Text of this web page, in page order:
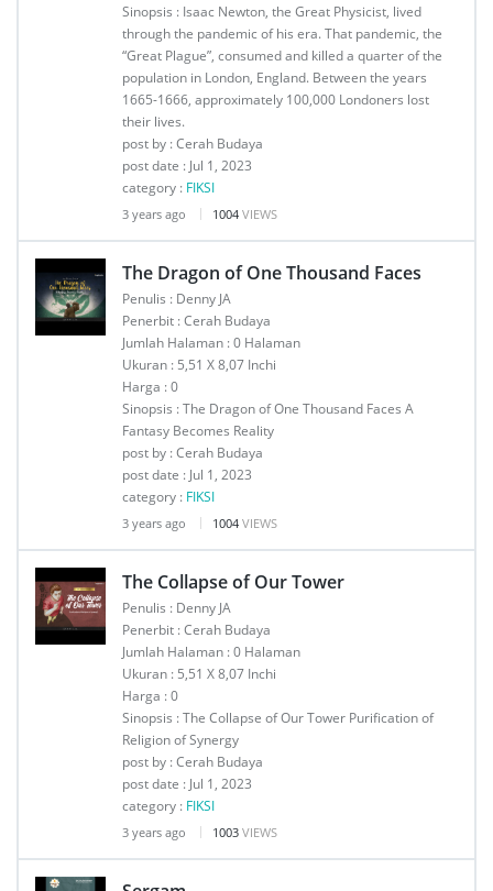
Sinopsis : Isaac Newton, the Great Physicist, lived
through the pandemic of his era. That pandemic, the
“Great Plague”, consumed and killed a quarter of the
population in London, England. Between the years
1665-1666, approximately 100,000 Londoners lost
their lives.
post by : Cerah Budaya
post date : Jul 1, 2023
category : FIKSI
3 years ago 1004 VIEWS
The Dragon of One Thousand Faces
Penulis : Denny JA
Penerbit : Cerah Budaya
Jumlah Halaman : 0 Halaman
Ukuran : 5,51 X 8,07 Inchi
Harga : 0
Sinopsis : The Dragon of One Thousand Faces A
Fantasy Becomes Reality
post by : Cerah Budaya
post date : Jul 1, 2023
category : FIKSI
3 years ago 1004 VIEWS
The Collapse of Our Tower
Penulis : Denny JA
Penerbit : Cerah Budaya
Jumlah Halaman : 0 Halaman
Ukuran : 5,51 X 8,07 Inchi
Harga : 0
Sinopsis : The Collapse of Our Tower Purification of
Religion of Synergy
post by : Cerah Budaya
post date : Jul 1, 2023
category : FIKSI
3 years ago 1003 VIEWS